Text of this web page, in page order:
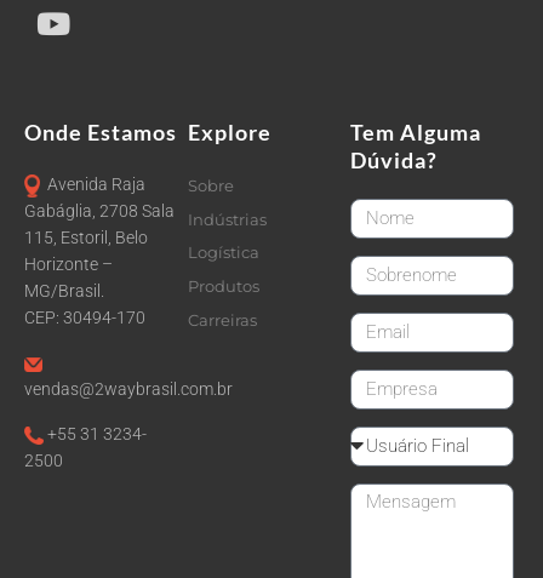
Onde Estamos
Avenida Raja
Gabáglia, 2708 Sala
115, Estoril, Belo
Horizonte –
MG/Brasil.
CEP: 30494-170
vendas@2waybrasil.com.br
+55 31 3234-
2500
Explore
Sobre
Indústrias
Logística
Produtos
Carreiras
Tem Alguma
Dúvida?
FirstName
LastName
email
CompanyName
Reseller
Message